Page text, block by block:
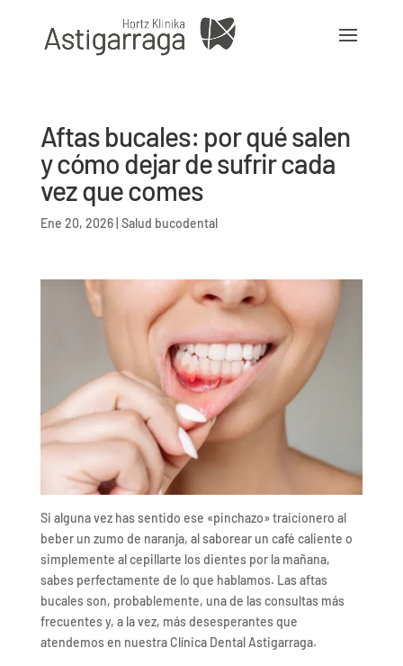
Aftas bucales: por qué salen
y cómo dejar de sufrir cada
vez que comes
Ene 20, 2026| Salud bucodental
Si alguna vez has sentido ese «pinchazo» traicionero al
beber un zumo de naranja, al saborear un café caliente o
simplemente al cepillarte los dientes por la mañana,
sabes perfectamente de lo que hablamos. Las aftas
bucales son, probablemente, una de las consultas más
frecuentes y, a la vez, más desesperantes que
atendemos en nuestra Clínica Dental Astigarraga.